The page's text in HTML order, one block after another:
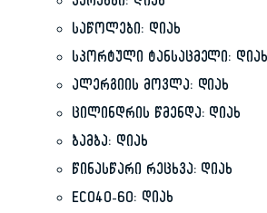
საწოლები: დიახ
სპორტული ტანსაცმელი: დიახ
ალერგიის მოვლა: დიახ
ცილინდრის წმენდა: დიახ
ბამბა: დიახ
წინასწარი რეცხვა: დიახ
ECO40-60: დიახ